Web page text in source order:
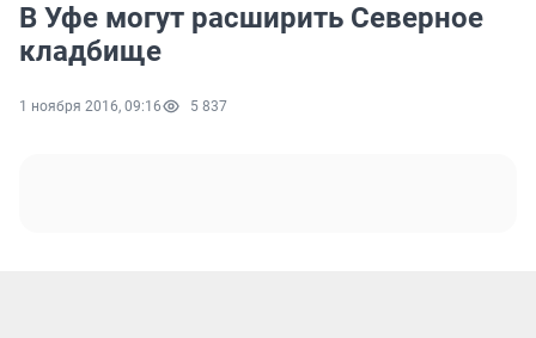
В Уфе могут расширить Северное
кладбище
1 ноября 2016, 09:16 5 837